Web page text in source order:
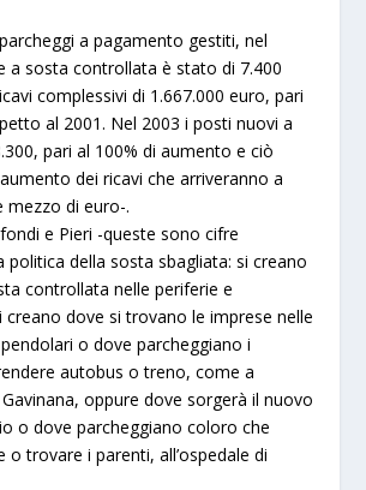
a pagamento gestiti, nel
a sosta controllata è stato di 7.400
complessivi di 1.667.000 euro, pari
al 2001. Nel 2003 i posti nuovi a
pari al 100% di aumento e ciò
dei ricavi che arriveranno a
mezzo di euro-.
e Pieri -queste sono cifre
politica della sosta sbagliata: si creano
controllata nelle periferie e
dove si trovano le imprese nelle
o dove parcheggiano i
autobus o treno, come a
oppure dove sorgerà il nuovo
o dove parcheggiano coloro che
o trovare i parenti, all’ospedale di